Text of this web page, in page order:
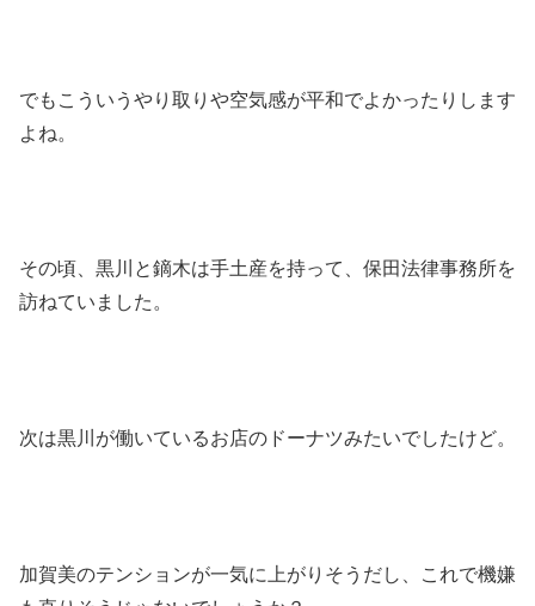
でもこういうやり取りや空気感が平和でよかったりします
よね。
その頃、黒川と鏑木は手土産を持って、保田法律事務所を
訪ねていました。
次は黒川が働いているお店のドーナツみたいでしたけど。
加賀美のテンションが一気に上がりそうだし、これで機嫌